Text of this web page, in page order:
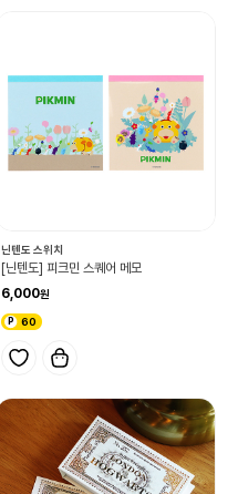
닌텐도 스위치
[닌텐도] 피크민 스퀘어 메모
6,000
60